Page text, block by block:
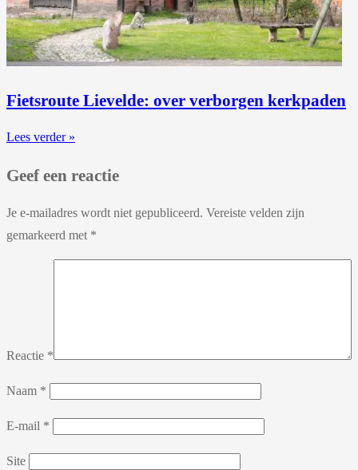
Fietsroute Lievelde: over verborgen kerkpaden
Lees verder »
Geef een reactie
Je e-mailadres wordt niet gepubliceerd. Vereiste velden zijn
gemarkeerd met *
Reactie *
Naam *
E-mail *
Site